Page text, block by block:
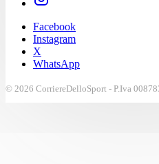
Facebook
Instagram
X
WhatsApp
© 2026 CorriereDelloSport - P.Iva